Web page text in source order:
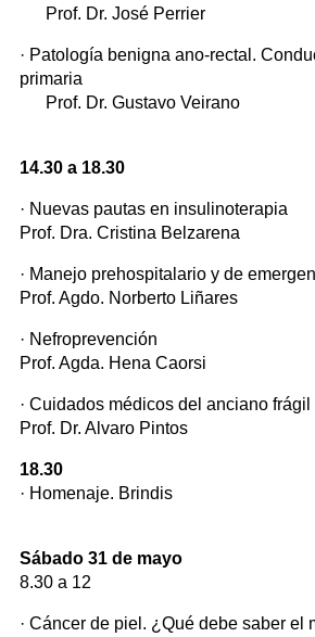
Prof. Dr. José Perrier
· Patología benigna ano-rectal.
primaria
Prof. Dr. Gustavo Veirano
14.30 a 18.30
· Nuevas pautas en insulinoterapia
Prof. Dra. Cristina Belzarena
· Manejo prehospitalario y de
Prof. Agdo. Norberto Liñares
· Nefroprevención
Prof. Agda. Hena Caorsi
· Cuidados médicos del anciano frágil
Prof. Dr. Alvaro Pintos
18.30
· Homenaje. Brindis
Sábado 31 de mayo
8.30 a 12
· Cáncer de piel. ¿Qué debe saber el